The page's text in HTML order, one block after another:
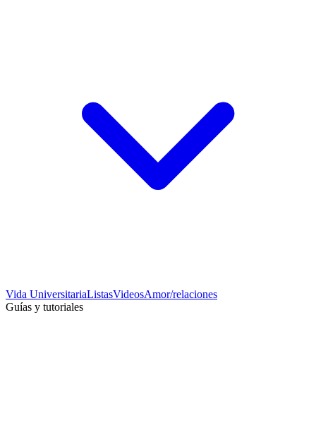
Vida UniversitariaListasVideosAmor/relaciones
Guías y tutoriales